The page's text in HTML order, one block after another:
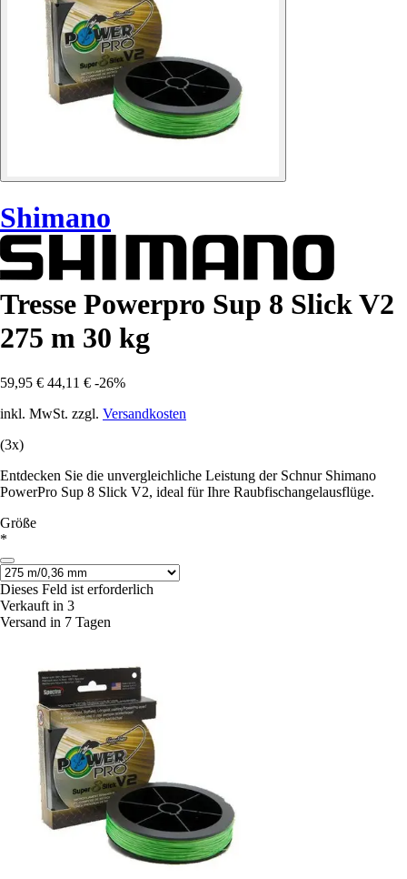
Shimano
Tresse Powerpro Sup 8 Slick V2
275 m 30 kg
59,95 € 44,11 € -26%
inkl. MwSt. zzgl. Versandkosten
(3x)
Entdecken Sie die unvergleichliche Leistung der Schnur Shimano
PowerPro Sup 8 Slick V2, ideal für Ihre Raubfischangelausflüge.
Größe
*
Dieses Feld ist erforderlich
Verkauft in 3
Versand in 7 Tagen